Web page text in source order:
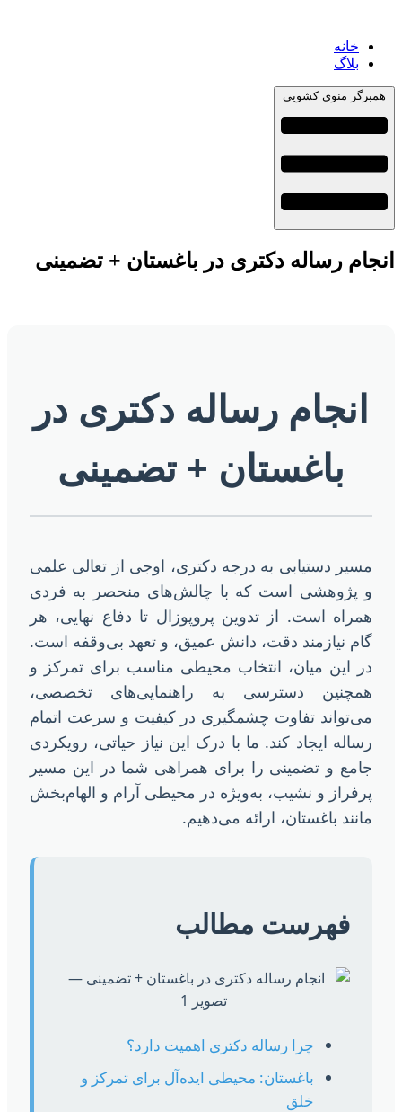
خانه
بلاگ
منوی کشویی
رساله دکتری در باغستان + تضمینی
انجام رساله دکتری در
باغستان + تضمینی
دستیابی به درجه دکتری، اوجی از تعالی علمی
پژوهشی است که با چالش‌های منحصر به فردی
است. از تدوین پروپوزال تا دفاع نهایی، هر
نیازمند دقت، دانش عمیق، و تعهد بی‌وقفه است.
این میان، انتخاب محیطی مناسب برای تمرکز و
دسترسی به راهنمایی‌های تخصصی،
تفاوت چشمگیری در کیفیت و سرعت اتمام
ایجاد کند. ما با درک این نیاز حیاتی، رویکردی
و تضمینی را برای همراهی شما در این مسیر
و نشیب، به‌ویژه در محیطی آرام و الهام‌بخش
باغستان، ارائه می‌دهیم.
فهرست مطالب
چرا رساله دکتری اهمیت دارد؟
باغستان: محیطی ایده‌آل برای تمرکز و